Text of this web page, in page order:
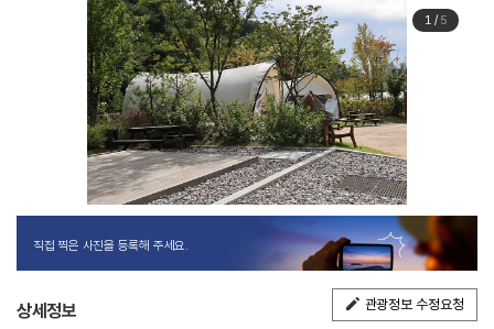
1/ 5
직접 찍은 사진을 등록해 주세요.
상세정보 관광정보 수정요청